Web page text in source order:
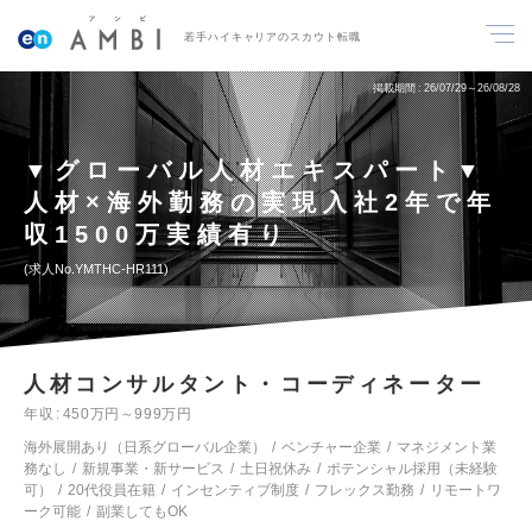
若手ハイキャリアのスカウト転職
掲載期間 26/07/29～26/08/28
▼グローバル人材エキスパート▼
人材×海外勤務の実現入社2年で年
収1500万実績有り
求人No.YMTHC-HR111
人材コンサルタント・コーディネーター
年収
450万円～999万円
海外展開あり（日系グローバル企業）
ベンチャー企業
マネジメント業
務なし
新規事業・新サービス 土日祝休み
ポテンシャル採用（未経験
可）
20代役員在籍 インセンティブ制度 フレックス勤務
リモートワ
ーク可能
副業してもOK